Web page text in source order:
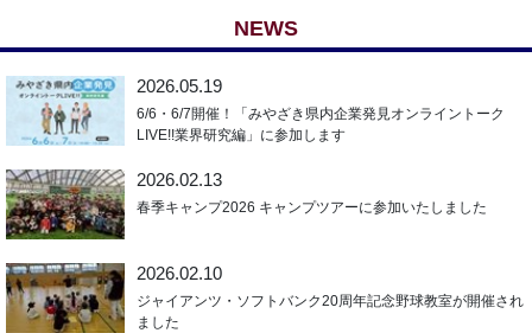
NEWS
2026.05.19
6/6・6/7開催！「みやざき県内企業発見オンライントーク
LIVE!!業界研究編」に参加します
2026.02.13
春季キャンプ2026 キャンプツアーに参加いたしました
2026.02.10
ジャイアンツ・ソフトバンク20周年記念野球教室が開催され
ました